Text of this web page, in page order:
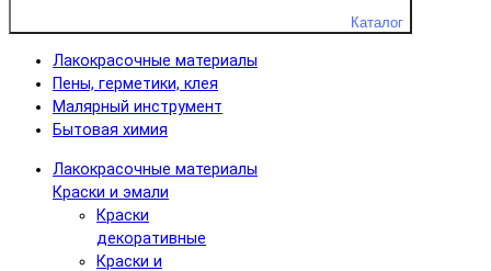
Каталог
Лакокрасочные материалы
Пены, герметики, клея
Малярный инструмент
Бытовая химия
Лакокрасочные материалы
Краски и эмали
Краски
декоративные
Краски и